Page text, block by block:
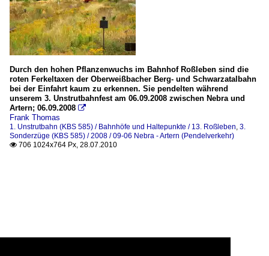
Durch den hohen Pflanzenwuchs im Bahnhof Roßleben sind die
roten Ferkeltaxen der Oberweißbacher Berg- und Schwarzatalbahn
bei der Einfahrt kaum zu erkennen. Sie pendelten während
unserem 3. Unstrutbahnfest am 06.09.2008 zwischen Nebra und
Artern; 06.09.2008 
Frank Thomas
1. Unstrutbahn (KBS 585) / Bahnhöfe und Haltepunkte / 13. Roßleben 3.
Sonderzüge (KBS 585) / 2008 / 09-06 Nebra - Artern (Pendelverkehr)
 706 1024x764 Px, 28.07.2010